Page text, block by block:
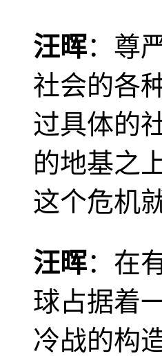
汪晖：尊
社会的各
过具体的
的地基之
这个危机
汪晖：在
球占据着
冷战的构